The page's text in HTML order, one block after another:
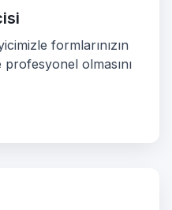
formlarınızın
profesyonel olmasını